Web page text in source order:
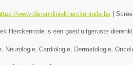
www.dierenkliniekherckenrode.be|
Herckenrode is een goed uitgeruste
Neurologie, Cardiologie, Dermatologie,